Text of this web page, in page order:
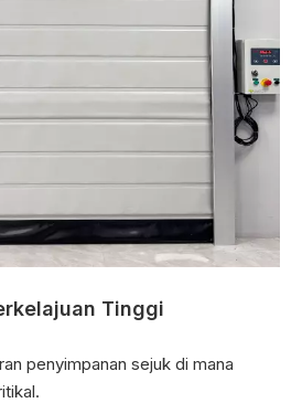
Tinggi
penyimpanan sejuk di mana